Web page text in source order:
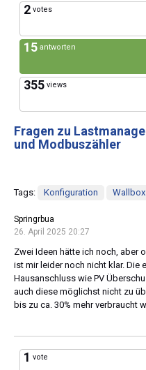
2 votes
15 antworten
355 views
Fragen zu
und Modbuszähler
Tags: Konfiguration Wallbox
Springrbua
26. April 2025 20:27
Zwei Ideen hätte ich noch, aber
ist mir leider noch nicht klar. Die
Hausanschluss wie PV
auch diese möglichst nicht zu
bis zu ca. 30% mehr verbraucht
1 vote